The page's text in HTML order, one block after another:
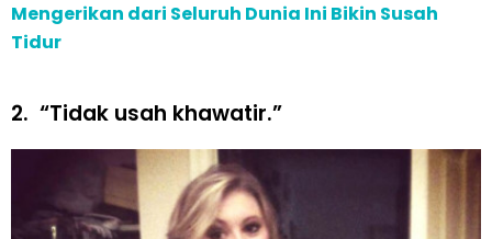
Mengerikan dari Seluruh Dunia Ini Bikin Susah
Tidur
2. “Tidak usah khawatir.”